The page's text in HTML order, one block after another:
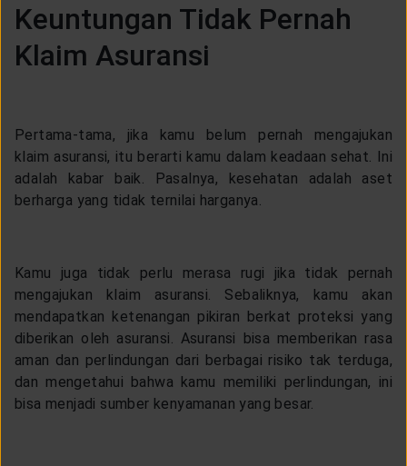
Keuntungan Tidak Pernah
Klaim Asuransi
Pertama-tama, jika kamu belum pernah mengajukan
klaim asuransi, itu berarti kamu dalam keadaan sehat. Ini
adalah kabar baik. Pasalnya, kesehatan adalah aset
berharga yang tidak ternilai harganya.
Kamu juga tidak perlu merasa rugi jika tidak pernah
mengajukan klaim asuransi. Sebaliknya, kamu akan
mendapatkan ketenangan pikiran berkat proteksi yang
diberikan oleh asuransi. Asuransi bisa memberikan rasa
aman dan perlindungan dari berbagai risiko tak terduga,
dan mengetahui bahwa kamu memiliki perlindungan, ini
bisa menjadi sumber kenyamanan yang besar.